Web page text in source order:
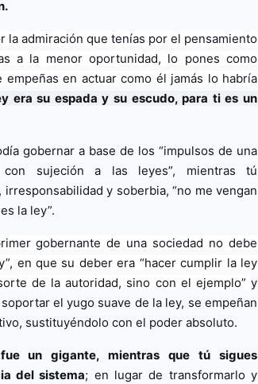
la admiración que tenías por el pensamiento
a la menor oportunidad, lo pones como
en actuar como él jamás lo habría
era su espada y su escudo, para ti es un
gobernar a base de los “impulsos de una
con sujeción a las leyes”, mientras tú
y soberbia, “no me vengan
la ley”.
gobernante de una sociedad no debe
en que su deber era “hacer cumplir la ley
de la autoridad, sino con el ejemplo” y
el yugo suave de la ley, se empeñan
sustituyéndolo con el poder absoluto.
un gigante, mientras que tú sigues
del sistema; en lugar de transformarlo y